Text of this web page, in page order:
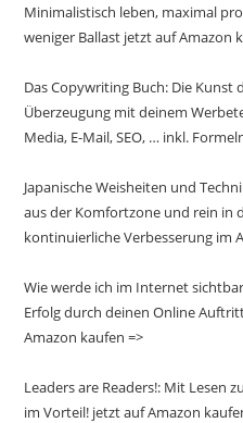
Minimalistisch leben, maximal
weniger Ballast jetzt auf Amazon
Das Copywriting Buch: Die
Überzeugung mit deinem
Media, E-Mail, SEO, … inkl.
Japanische Weisheiten und
aus der Komfortzone und rein in
kontinuierliche Verbesserung im
Wie werde ich im Internet
Erfolg durch deinen Online
Amazon kaufen =>
Leaders are Readers!: Mit Lesen
im Vorteil! jetzt auf Amazon